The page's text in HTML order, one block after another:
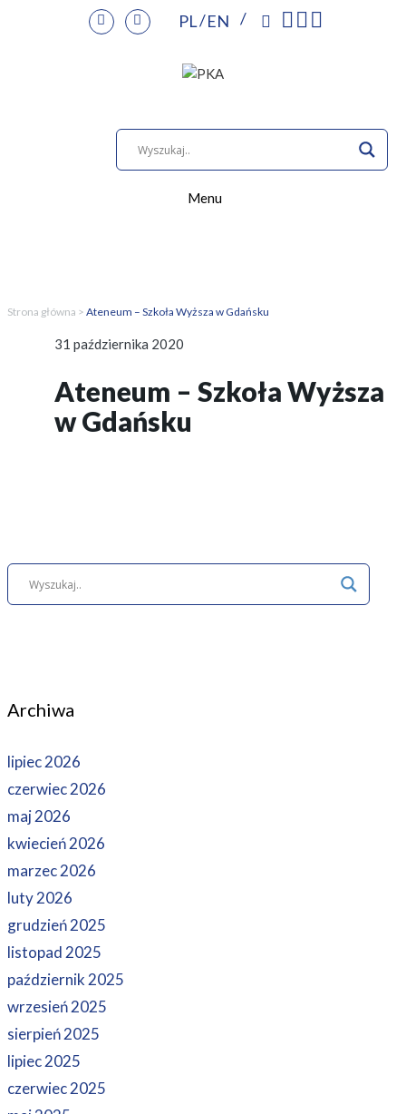
PL EN
Menu
Strona główna > Ateneum – Szkoła Wyższa w Gdańsku
31 października 2020
Ateneum – Szkoła Wyższa
w Gdańsku
Archiwa
lipiec 2026
czerwiec 2026
maj 2026
kwiecień 2026
marzec 2026
luty 2026
grudzień 2025
listopad 2025
październik 2025
wrzesień 2025
sierpień 2025
lipiec 2025
czerwiec 2025